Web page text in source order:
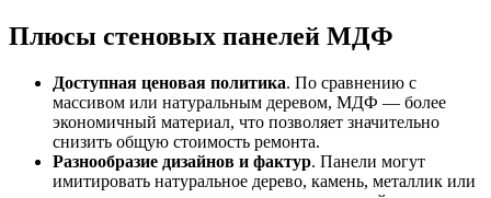
Плюсы стеновых панелей МДФ
Доступная ценовая политика. По сравнению с
массивом или натуральным деревом, МДФ — более
экономичный материал, что позволяет значительно
снизить общую стоимость ремонта.
Разнообразие дизайнов и фактур. Панели могут
имитировать натуральное дерево, камень, металлик или